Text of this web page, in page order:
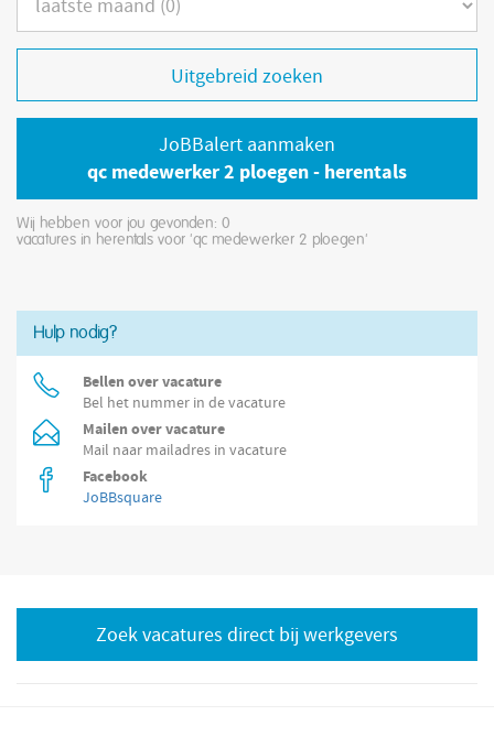
Uitgebreid zoeken
JoBBalert aanmaken
qc medewerker 2 ploegen - herentals
Wij hebben voor jou gevonden: 0
vacatures in herentals voor 'qc medewerker 2 ploegen'
Hulp nodig?
Bellen over vacature
Bel het nummer in de vacature
Mailen over vacature
Mail naar mailadres in vacature
Facebook
JoBBsquare
Zoek vacatures direct bij werkgevers